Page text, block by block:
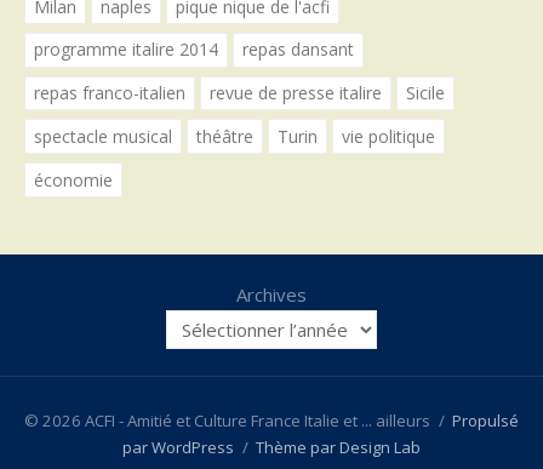
Milan
naples
pique nique de l'acfi
programme italire 2014
repas dansant
repas franco-italien
revue de presse italire
Sicile
spectacle musical
théâtre Turin
vie politique
économie
Archives
© 2026 ACFI - Amitié et Culture France Italie et ... ailleurs / Propulsé
par WordPress / Thème par Design Lab